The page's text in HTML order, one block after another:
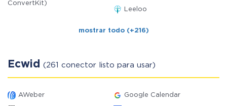
ConvertKit)
Leeloo
mostrar todo (+216)
Ecwid (261 conector listo para usar)
AWeber Google Calendar